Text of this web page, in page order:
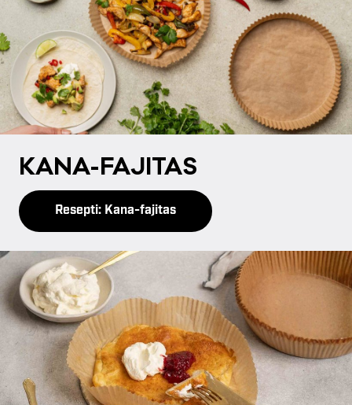
KA­NA-FA­JI­TAS
Resepti: Kana-fajitas